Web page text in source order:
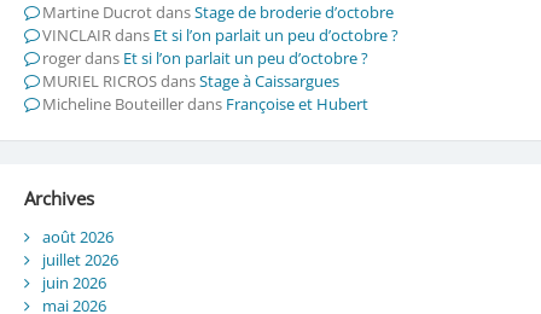
Martine DucrotdansStage de broderie d’octobre
VINCLAIRdans Et si l’on parlait un peu d’octobre ?
rogerdans Et si l’on parlait un peu d’octobre ?
MURIEL RICROSdansStage à Caissargues
Micheline Bouteillerdans Françoise et Hubert
Archives
août 2026
juillet 2026
juin 2026
mai 2026